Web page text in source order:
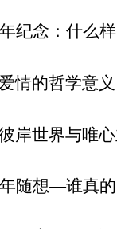
纪念：什么
情的哲学意
岸世界与唯
随想—谁真